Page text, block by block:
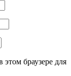
браузере для